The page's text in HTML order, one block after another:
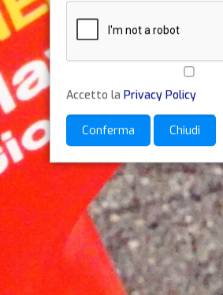
Accetto la Privacy Policy
Conferma Chiudi